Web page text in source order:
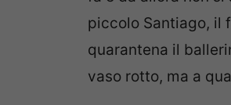
piccolo Santiago, il
quarantena il
vaso rotto, ma a